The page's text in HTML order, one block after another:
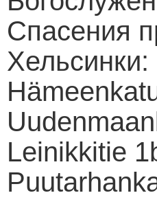
Спасения
Leinikkitie